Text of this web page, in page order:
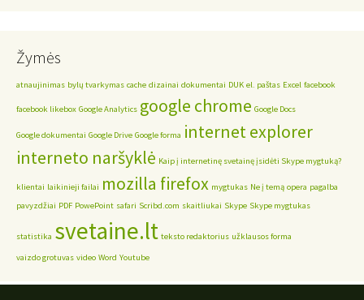
Žymės
atnaujinimas bylų tvarkymas cache dizainai dokumentai DUK el. paštas Excel facebook
facebook likebox Google Analytics google chrome Google Docs
Google dokumentai Google Drive Google forma internet explorer
interneto naršyklė Kaip į internetinę svetainę įsidėti Skype mygtuką?
klientai laikinieji failai mozilla firefox mygtukas Ne į temą opera pagalba
pavyzdžiai PDF PowePoint safari Scribd.com skaitliukai Skype Skype mygtukas
statistika svetaine.lt teksto redaktorius užklausos forma
vaizdo grotuvas video Word Youtube